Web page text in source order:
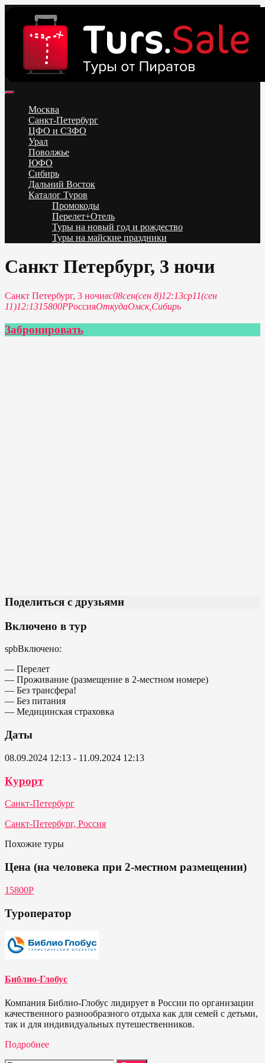
content
Низкие цены на путевки 3-7-10 ночей все включено, отдых на
море. Распродажа экскурсионных и горнолыжных туров.
Обновление каждый день. Официальный сайт Тур Сейл
Москва
Санкт-Петербург
ЦФО и СЗФО
Урал
Поволжье
ЮФО
Сибирь
Дальний Восток
Каталог Туров
Промокоды
Перелет+Отель
Туры на новый год и рождество
Туры на майские праздники
Санкт Петербург, 3 ночи
Санкт Петербург, 3 ночивс08сен(сен 8)12:13ср11(сен
11)12:1315800РРоссияОткудаОмск, Сибирь
Забронировать
Поделиться с друзьями
Включено в тур
spbВключено:
— Перелет
— Проживание (размещение в 2-местном номере)
— Без трансфера!
— Без питания
— Медицинская страховка
Даты
08.09.2024 12:13 - 11.09.2024 12:13
Курорт
Санкт-Петербург
Санкт-Петербург, Россия
Похожие туры
Цена (на человека при 2-местном размещении)
15800Р
Туроператор
Библио-Глобус
Компания Библио-Глобус лидирует в России по организации
качественного разнообразного отдыха как для семей с детьми,
так и для индивидуальных путешественников.
Подробнее